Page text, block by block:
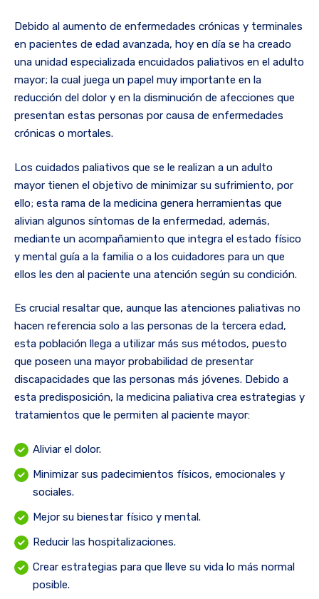
Debido al aumento de enfermedades crónicas y terminales
en pacientes de edad avanzada, hoy en día se ha creado
una unidad especializada encuidados paliativos en el adulto
mayor; la cual juega un papel muy importante en la
reducción del dolor y en la disminución de afecciones que
presentan estas personas por causa de enfermedades
crónicas o mortales.
Los cuidados paliativos que se le realizan a un adulto
mayor tienen el objetivo de minimizar su sufrimiento, por
ello; esta rama de la medicina genera herramientas que
alivian algunos síntomas de la enfermedad, además,
mediante un acompañamiento que integra el estado físico
y mental guía a la familia o a los cuidadores para un que
ellos les den al paciente una atención según su condición.
Es crucial resaltar que, aunque las atenciones paliativas no
hacen referencia solo a las personas de la tercera edad,
esta población llega a utilizar más sus métodos, puesto
que poseen una mayor probabilidad de presentar
discapacidades que las personas más jóvenes. Debido a
esta predisposición, la medicina paliativa crea estrategias y
tratamientos que le permiten al paciente mayor:
Aliviar el dolor.
Minimizar sus padecimientos físicos, emocionales y
sociales.
Mejor su bienestar físico y mental.
Reducir las hospitalizaciones.
Crear estrategias para que lleve su vida lo más normal
posible.